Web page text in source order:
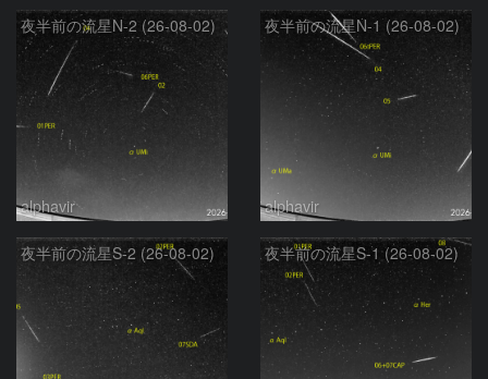
夜半前の流星N-2 (26-08-02)
alphavir
夜半前の流星N-1 (26-08-02)
alphavir
夜半前の流星S-2 (26-08-02) 夜半前の流星S-1 (26-08-02)